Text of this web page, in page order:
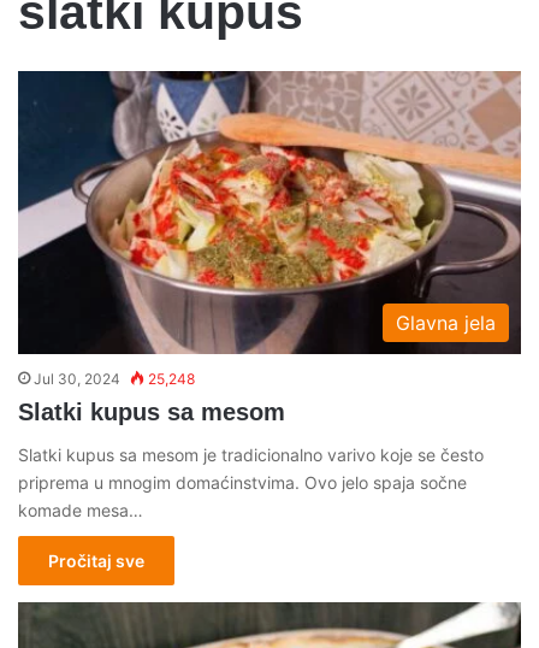
slatki kupus
Glavna jela
Jul 30, 2024 25,248
Slatki kupus sa mesom
Slatki kupus sa mesom je tradicionalno varivo koje se često
priprema u mnogim domaćinstvima. Ovo jelo spaja sočne
komade mesa…
Pročitaj sve